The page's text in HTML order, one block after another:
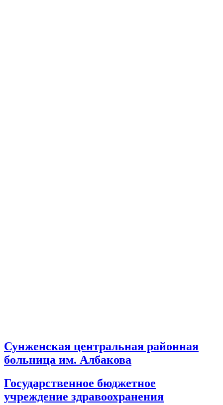
Сунженская центральная районная
больница им. Албакова
Государственное бюджетное
учреждение здравоохранения